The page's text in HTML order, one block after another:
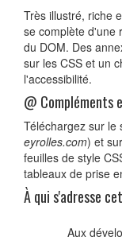
Très illustré, riche
se complète d'une
du DOM. Des
sur les CSS et un
l'accessibilité.
@ Compléments
Téléchargez sur le
eyrolles.com) et
feuilles de style
tableaux de prise
À qui s'adresse
Aux